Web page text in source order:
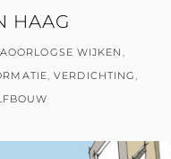
HAAG
WIJKEN ,
,VERDICHTING,